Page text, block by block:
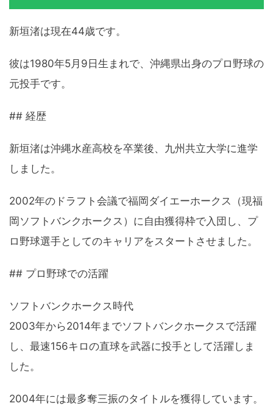
新垣渚は現在44歳です。
彼は1980年5月9日生まれで、沖縄県出身のプロ野球の
元投手です。
## 経歴
新垣渚は沖縄水産高校を卒業後、九州共立大学に進学
しました。
2002年のドラフト会議で福岡ダイエーホークス（現福
岡ソフトバンクホークス）に自由獲得枠で入団し、プ
ロ野球選手としてのキャリアをスタートさせました。
## プロ野球での活躍
ソフトバンクホークス時代
2003年から2014年までソフトバンクホークスで活躍
し、最速156キロの直球を武器に投手として活躍しま
した。
2004年には最多奪三振のタイトルを獲得しています。